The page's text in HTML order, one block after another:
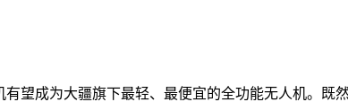
望成为大疆旗下最轻、最便宜的全功能无人机。